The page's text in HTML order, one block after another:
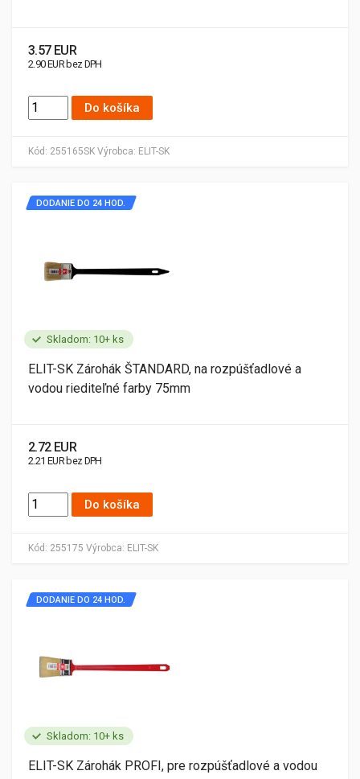
Kód: 255165SK Výrobca: ELIT-SK
3.57 EUR
2.90 EUR bez DPH
Do košíka
Skladom: 10+ ks
Kód: 255175 Výrobca: ELIT-SK
DODANIE DO 24 HOD.
ELIT-SK Zárohák ŠTANDARD, na rozpúšťadlové a
vodou riediteľné farby 75mm
2.72 EUR
2.21 EUR bez DPH
Do košíka
Skladom: 10+ ks
DODANIE DO 24 HOD.
ELIT-SK Zárohák PROFI, pre rozpúšťadlové a vodou